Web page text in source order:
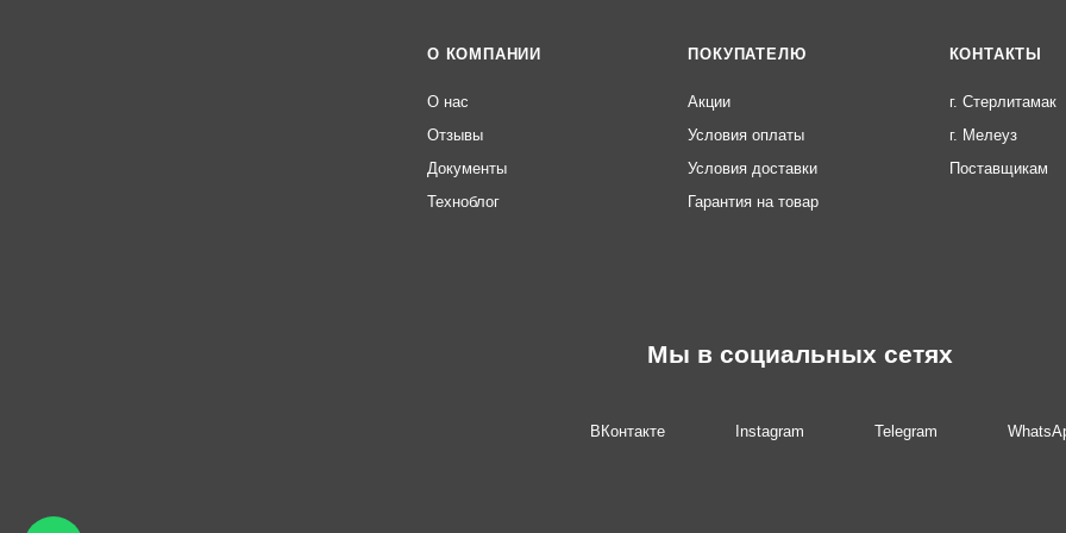
О КОМПАНИИ
О нас
Отзывы
Документы
Техноблог
ПОКУПАТЕЛЮ
Акции
Условия оплаты
Условия доставки
Гарантия на товар
КОНТАКТЫ
г. Стерлитамак
г. Мелеуз
Поставщикам
Мы в социальных сетях
ВКонтакте Instagram Telegram